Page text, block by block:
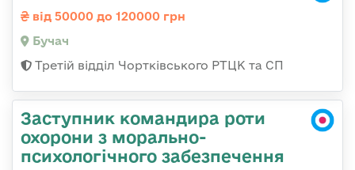
від 50000 до 120000 грн
Бучач
Третій відділ Чортківського РТЦК та СП
Заступник командира роти
охорони з морально-
психологічного забезпечення